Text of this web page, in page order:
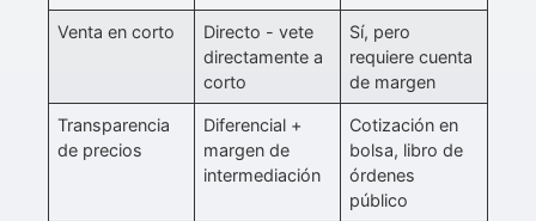
Venta en corto
Directo - vete
directamente a
corto
Sí, pero
requiere cuenta
de margen
Transparencia
de precios
Diferencial +
margen de
intermediación
Cotización en
bolsa, libro de
órdenes
público